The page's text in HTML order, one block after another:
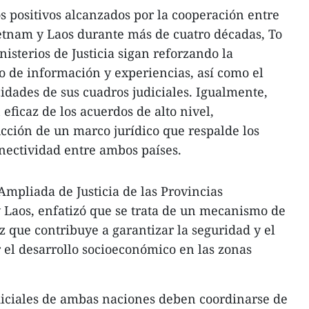
positivos alcanzados por la cooperación entre
y Laos durante más de cuatro décadas, To
de Justicia sigan reforzando la
de información y experiencias, así como el
de sus cuadros judiciales. Igualmente,
de los acuerdos de alto nivel,
de un marco jurídico que respalde los
entre ambos países.
de Justicia de las Provincias
enfatizó que se trata de un mecanismo de
que contribuye a garantizar la seguridad y el
desarrollo socioeconómico en las zonas
de ambas naciones deben coordinarse de